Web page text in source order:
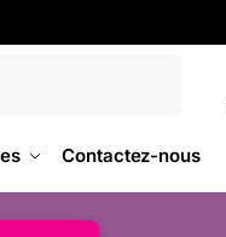
Contactez-nous